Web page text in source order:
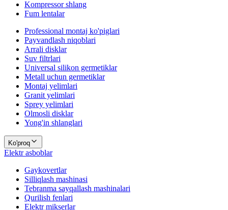
Kompressor shlang
Fum lentalar
Professional montaj ko'piglari
Payvandlash niqoblari
Arrali disklar
Suv filtrlari
Universal silikon germetiklar
Metall uchun germetiklar
Montaj yelimlari
Granit yelimlari
Sprey yelimlari
Olmosli disklar
Yong'in shlanglari
Ko'proq
Elektr asboblar
Gaykovertlar
Silliqlash mashinasi
Tebranma sayqallash mashinalari
Qurilish fenlari
Elektr mikserlar